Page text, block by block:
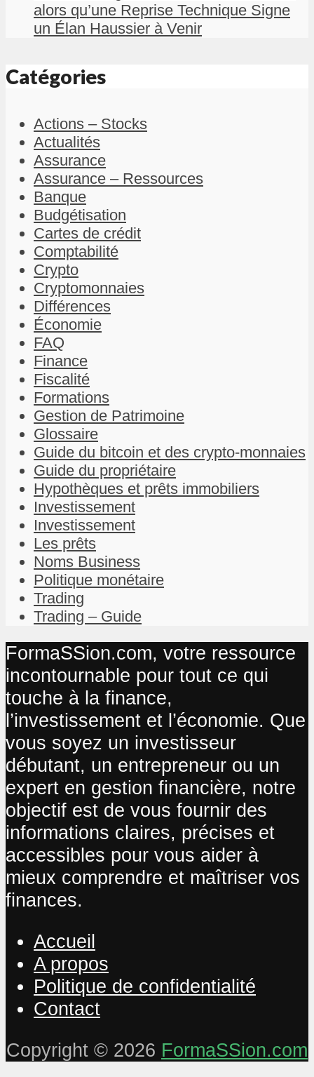
alors qu’une Reprise Technique Signe
un Élan Haussier à Venir
Catégories
Actions – Stocks
Actualités
Assurance
Assurance – Ressources
Banque
Budgétisation
Cartes de crédit
Comptabilité
Crypto
Cryptomonnaies
Différences
Économie
FAQ
Finance
Fiscalité
Formations
Gestion de Patrimoine
Glossaire
Guide du bitcoin et des crypto-monnaies
Guide du propriétaire
Hypothèques et prêts immobiliers
Investissement
Investissement
Les prêts
Noms Business
Politique monétaire
Trading
Trading – Guide
FormaSSion.com, votre ressource
incontournable pour tout ce qui
touche à la finance,
l’investissement et l’économie. Que
vous soyez un investisseur
débutant, un entrepreneur ou un
expert en gestion financière, notre
objectif est de vous fournir des
informations claires, précises et
accessibles pour vous aider à
mieux comprendre et maîtriser vos
finances.
Accueil
A propos
Politique de confidentialité
Contact
Copyright © 2026 FormaSSion.com